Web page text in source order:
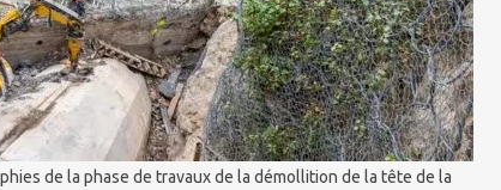
de la phase de travaux de la démollition de la tête de la